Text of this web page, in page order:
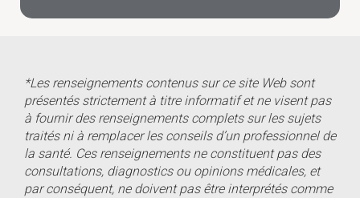
*Les renseignements contenus sur ce site Web sont
présentés strictement à titre informatif et ne visent pas
à fournir des renseignements complets sur les sujets
traités ni à remplacer les conseils d’un professionnel de
la santé. Ces renseignements ne constituent pas des
consultations, diagnostics ou opinions médicales, et
par conséquent, ne doivent pas être interprétés comme